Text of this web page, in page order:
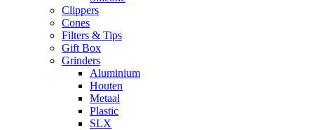
Clippers
Cones
Filters & Tips
Gift Box
Grinders
Aluminium
Houten
Metaal
Plastic
SLX